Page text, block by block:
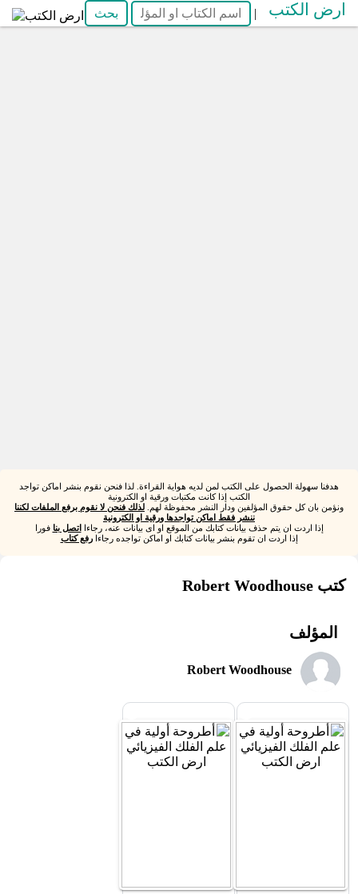
ارض الكتب |
هدفنا سهولة الحصول على الكتب لمن لديه هواية القراءة. لذا فنحن نقوم بنشر اماكن تواجد
الكتب إذا كانت مكتبات ورقية او الكترونية
ونؤمن بان كل حقوق المؤلفين ودار النشر محفوظة لهم. لذلك فنحن لا نقوم برفع الملفات لكننا
ننشر فقط اماكن تواجدها ورقية او الكترونية
إذا اردت ان يتم حذف بيانات كتابك من الموقع او اى بيانات عنه، رجاءااتصل بنا فورا
إذا اردت ان تقوم بنشر بيانات كتابك او اماكن تواجده رجاءارفع كتاب
كتب Robert Woodhouse
المؤلف
Robert Woodhouse